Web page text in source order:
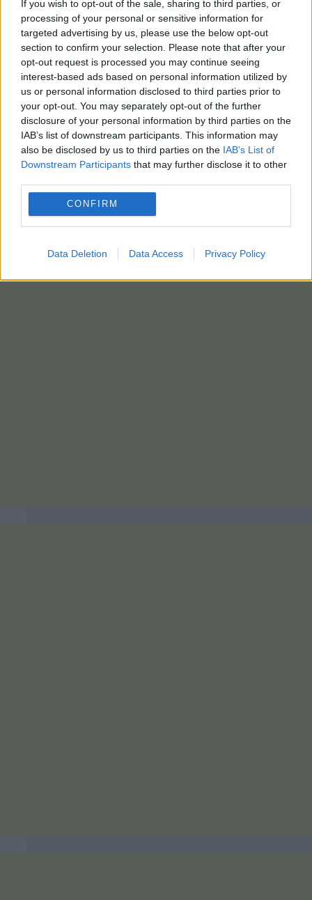
If you wish to opt-out of the sale, sharing to third parties, or
processing of your personal or sensitive information for
targeted advertising by us, please use the below opt-out
section to confirm your selection. Please note that after your
opt-out request is processed you may continue seeing
interest-based ads based on personal information utilized by
us or personal information disclosed to third parties prior to
your opt-out. You may separately opt-out of the further
disclosure of your personal information by third parties on the
IAB’s list of downstream participants. This information may
also be disclosed by us to third parties on the IAB’s List of
Downstream Participants that may further disclose it to other
CONFIRM
Data Deletion Data Access Privacy Policy
Όσο για το εάν πρόκειται να είναι αρχηγός του
νέου «υπερκόμματος» ο Αλέξης Τσίπρας ή κάποιο
άλλο πρόσωπο από την αριστερά, το στέλεχος
του ΣΥΡΙΖΑ αρνήθηκε να απαντήσει συγκεκριμένα:
«Αυτό αφορά ολόκληρη την κοινωνία. Με την
προϋπόιθεση να πάμε σε μια εκλογική
συμπόρευση μμπορεί να προκύψει και ηγετική
ομάδα αλλά και ο εκάστοτε ηγέτης».
φωτο:eurokinissi